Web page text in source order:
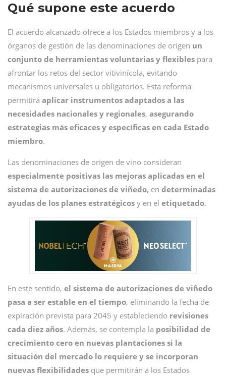
Qué supone este acuerdo
El acuerdo alcanzado ofrece a los Estados miembros y a los
órganos de gestión de las denominaciones de origen un
conjunto de herramientas voluntarias y flexibles para
afrontar los retos del sector vitivinícola, evitando
mecanismos universales u obligatorios. Esta reforma
permitirá aplicar instrumentos adaptados a las
necesidades nacionales y regionales, asegurando
estrategias más eficaces y específicas en cada Estado
miembro.
Las denominaciones de origen de vino consideran
especialmente positivas las mejoras aplicadas en el
sistema de autorizaciones de viñedo, en determinadas
ayudas de los planes estratégicos y en el etiquetado.
En este sentido, el sistema de autorizaciones de viñedo
pasa a ser estable en el tiempo, eliminando la fecha de
expiración prevista para 2045 y estableciendo revisiones
cada diez años. Además, se contempla la posibilidad de
crecimiento cero en nuevas plantaciones si la
situación del mercado lo requiere y se incorporan
nuevas flexibilidades que permitirán a los Estados